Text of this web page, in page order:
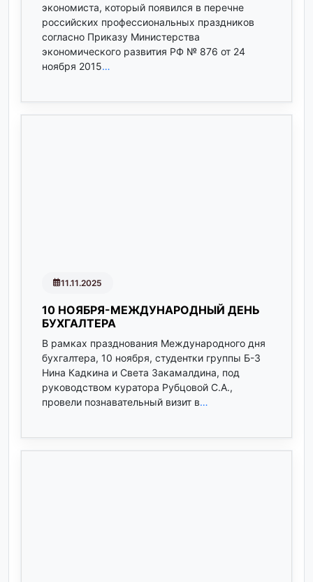
экономиста, который появился в перечне
российских профессиональных праздников
согласно Приказу Министерства
экономического развития РФ № 876 от 24
ноября 2015…
11.11.2025
10 НОЯБРЯ-МЕЖДУНАРОДНЫЙ ДЕНЬ
БУХГАЛТЕРА
В рамках празднования Международного дня
бухгалтера, 10 ноября, студентки группы Б-3
Нина Кадкина и Света Закамалдина, под
руководством куратора Рубцовой С.А.,
провели познавательный визит в…